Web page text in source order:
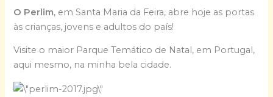
O Perlim, em Santa Maria da Feira, abre hoje as portas
às crianças, jovens e adultos do país!
Visite o maior Parque Temático de Natal, em Portugal,
aqui mesmo, na minha bela cidade.